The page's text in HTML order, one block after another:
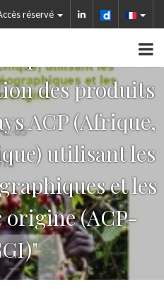
réservé
potentiel de la
des produits
ACP (Afrique,
utilisant les
et les
origine (ACP-